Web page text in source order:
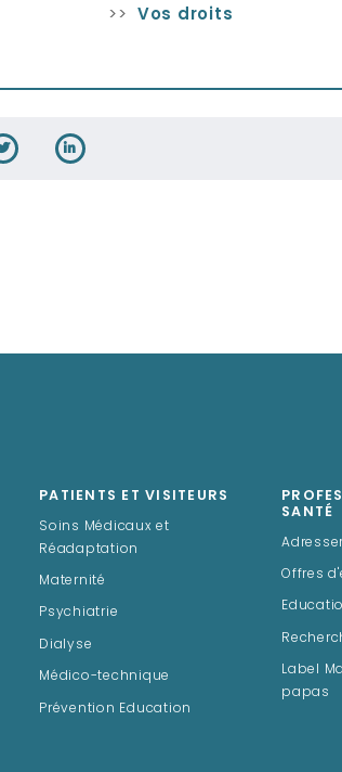
>> Vos droits
PATIENTS ET VISITEURS
Soins Médicaux et
Réadaptation
Maternité
Psychiatrie
Dialyse
Médico-technique
Prévention Education
SANTÉ
Offres
Label
papas